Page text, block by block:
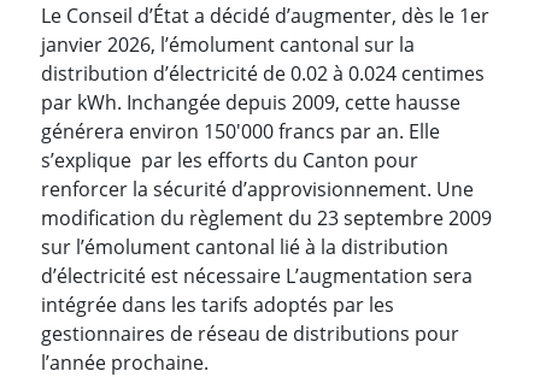
Le Conseil d’État a décidé d’augmenter, dès le 1er
janvier 2026, l’émolument cantonal sur la
distribution d’électricité de 0.02 à 0.024 centimes
par kWh. Inchangée depuis 2009, cette hausse
générera environ 150'000 francs par an. Elle
s’explique par les efforts du Canton pour
renforcer la sécurité d’approvisionnement. Une
modification du règlement du 23 septembre 2009
sur l’émolument cantonal lié à la distribution
d’électricité est nécessaire L’augmentation sera
intégrée dans les tarifs adoptés par les
gestionnaires de réseau de distributions pour
l’année prochaine.